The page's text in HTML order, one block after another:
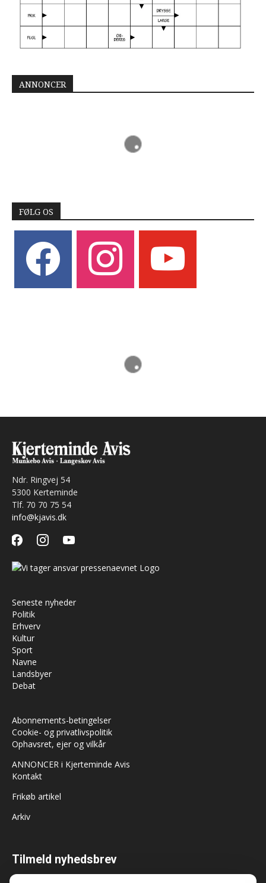
ANNONCER
FØLG OS
instagram
Ndr. Ringvej 54
5300 Kerteminde
Tlf. 70 70 75 54
info@kjavis.dk
facebookinstagramyoutube
Seneste nyheder
Politik
Erhverv
Kultur
Sport
Navne
Landsbyer
Debat
Abonnements-betingelser
Cookie- og privatlivspolitik
Ophavsret, ejer og vilkår
ANNONCER i Kjerteminde Avis
Kontakt
Frikøb artikel
Arkiv
Tilmeld nyhedsbrev